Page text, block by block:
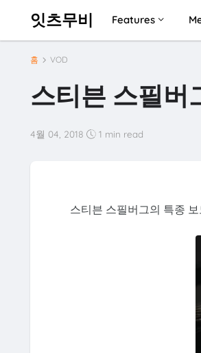
잇츠무비 Features
홈 VOD
스티븐 스필버
4월 04, 2018 1 min read
스티븐 스필버그의 특종